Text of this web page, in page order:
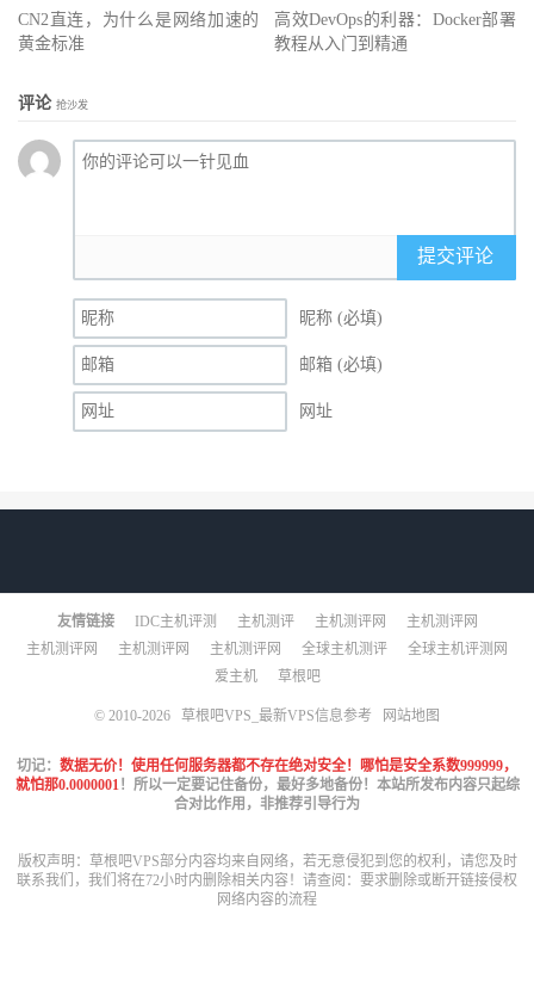
CN2直连，为什么是网络加速的
黄金标准
高效DevOps的利器：Docker部署
教程从入门到精通
评论 抢沙发
提交评论
昵称 (必填)
邮箱 (必填)
网址
友情链接 IDC主机评测 主机测评 主机测评网
主机测评网
主机测评网
主机测评网 主机测评网 全球主机测评
全球主机评测网
爱主机
草根吧
© 2010-2026 草根吧VPS_最新VPS信息参考 网站地图
切记： 数据无价！使用任何服务器都不存在绝对安全！哪怕是安全系数999999，
就怕那0.0000001！所以一定要记住备份，最好多地备份！本站所发布内容只起综
合对比作用，非推荐引导行为
版权声明：草根吧VPS部分内容均来自网络，若无意侵犯到您的权利，请您及时
联系我们，我们将在72小时内删除相关内容！请查阅： 要求删除或断开链接侵权
网络内容的流程